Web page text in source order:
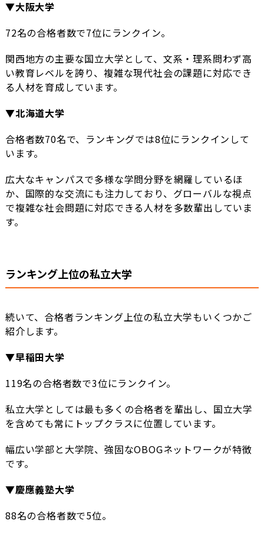
▼大阪大学
72名の合格者数で7位にランクイン。
関西地方の主要な国立大学として、文系・理系問わず高
い教育レベルを誇り、複雑な現代社会の課題に対応でき
る人材を育成しています。
▼北海道大学
合格者数70名で、ランキングでは8位にランクインして
います。
広大なキャンパスで多様な学問分野を網羅しているほ
か、国際的な交流にも注力しており、グローバルな視点
で複雑な社会問題に対応できる人材を多数輩出していま
す。
ランキング上位の私立大学
続いて、合格者ランキング上位の私立大学もいくつかご
紹介します。
▼早稲田大学
119名の合格者数で3位にランクイン。
私立大学としては最も多くの合格者を輩出し、国立大学
を含めても常にトップクラスに位置しています。
幅広い学部と大学院、強固なOBOGネットワークが特徴
です。
▼慶應義塾大学
88名の合格者数で5位。